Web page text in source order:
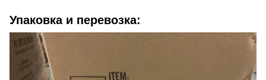
Упаковка и перевозка: